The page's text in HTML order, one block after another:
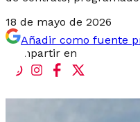
18 de mayo de 2026
Añadir como fuente
Compartir en